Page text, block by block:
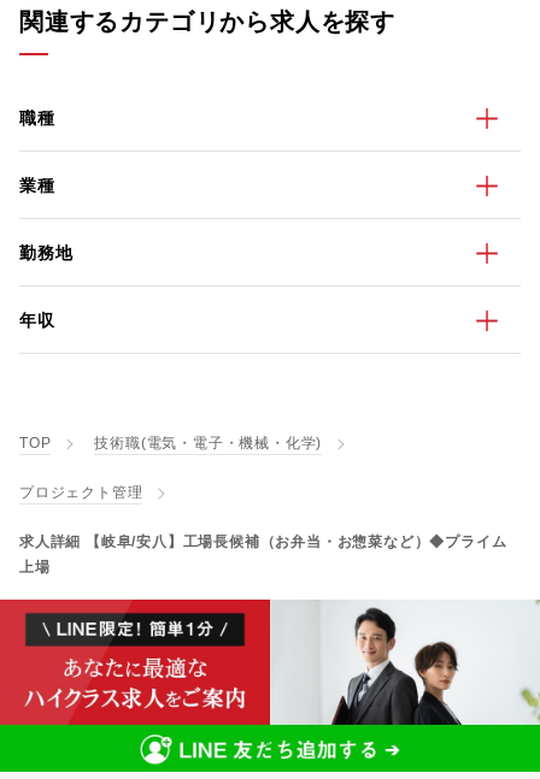
関連するカテゴリから求人を探す
職種
業種
勤務地
年収
TOP 技術職(電気・電子・機械・化学)
プロジェクト管理
求人詳細 【岐阜/安八】工場長候補（お弁当・お惣菜など）◆プライム
上場